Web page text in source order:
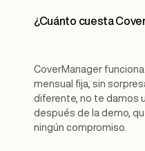
¿Cuánto cuesta
CoverManager
mensual fija, sin
diferente, no te damos
después de la demo,
ningún compromiso.